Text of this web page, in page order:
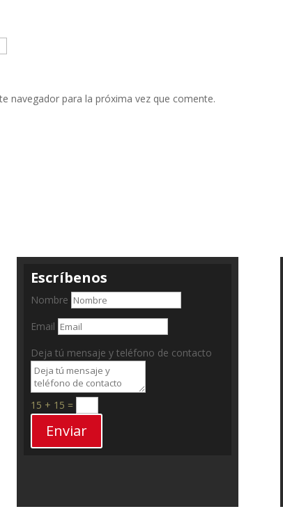
navegador para la próxima vez que comente.
Escríbenos
Nombre
Email
Deja tú mensaje y teléfono de contacto
15 + 15 =
Enviar